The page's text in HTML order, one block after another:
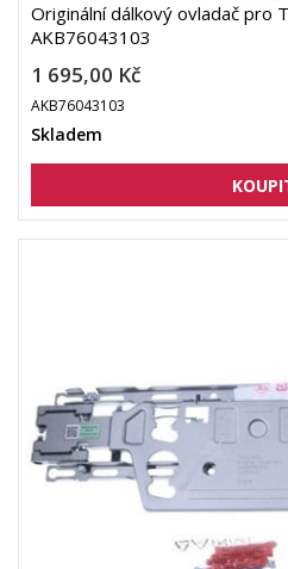
Originální dálkový ovladač pro
AKB76043103
1 695,00 Kč
AKB76043103
Skladem